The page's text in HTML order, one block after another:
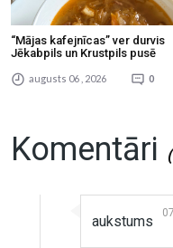
“Mājas kafejnīcas” ver durvis
Jēkabpils un Krustpils pusē
augusts 06 , 2026 0
Komentāri
aukstums